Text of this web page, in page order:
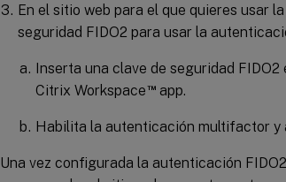
En el sitio web para el que quieres usar
seguridad FIDO2 para usar la
Inserta una clave de seguridad
Citrix Workspace™app.
Habilita la autenticación multifactor y
Una vez configurada la autenticación